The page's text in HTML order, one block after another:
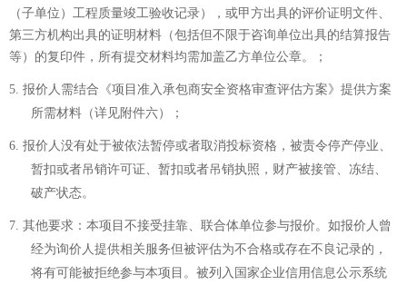
（子单位）工程质量竣工验收记录），或甲方出具的评价证明文件、
第三方机构出具的证明材料（包括但不限于咨询单位出具的结算报告
等） 的复印件，所有提交材料均需加盖乙方单位公章。 ；
5. 报价 人 需结合《项目准入承包商安全资格审查评估方案》提供方案
所需材料（详见附件六）；
6. 报价人没有处于被依法暂停或者取消投标资格，被责令停产停业、
暂扣或者吊销许可证、暂扣或者吊销执照，财产被接管、冻结、
破产状态。
7. 其他要求： 本项目不接受挂靠、联合体单位参与报价。如报价 人曾
经为询价人提供相关服务但被评估为不合格或存在不良记录的，
将有可能被拒绝参与本项目。 被列入国家企业信用信息公示系统